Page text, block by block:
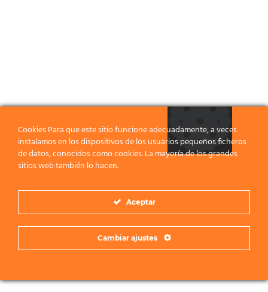
Cookies Para que este sitio funcione adecuadamente, a veces
instalamos en los dispositivos de los usuarios pequeños ficheros
de datos, conocidos como cookies. La mayoría de los grandes
sitios web también lo hacen.
Aceptar
Cambiar ajustes